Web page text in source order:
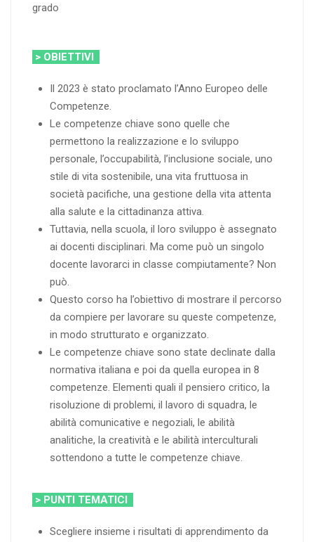
grado
> OBIETTIVI
Il 2023 è stato proclamato l’Anno Europeo delle
Competenze.
Le competenze chiave sono quelle che
permettono la realizzazione e lo sviluppo
personale, l’occupabilità, l’inclusione sociale, uno
stile di vita sostenibile, una vita fruttuosa in
società pacifiche, una gestione della vita attenta
alla salute e la cittadinanza attiva.
Tuttavia, nella scuola, il loro sviluppo è assegnato
ai docenti disciplinari. Ma come può un singolo
docente lavorarci in classe compiutamente? Non
può.
Questo corso ha l’obiettivo di mostrare il percorso
da compiere per lavorare su queste competenze,
in modo strutturato e organizzato.
Le competenze chiave sono state declinate dalla
normativa italiana e poi da quella europea in 8
competenze. Elementi quali il pensiero critico, la
risoluzione di problemi, il lavoro di squadra, le
abilità comunicative e negoziali, le abilità
analitiche, la creatività e le abilità interculturali
sottendono a tutte le competenze chiave.
> PUNTI TEMATICI
Scegliere insieme i risultati di apprendimento da